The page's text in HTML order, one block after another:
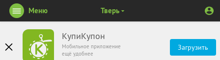
КупиКупон
Мобильное приложение
ещё удобнее
Загрузить
Меню Тверь